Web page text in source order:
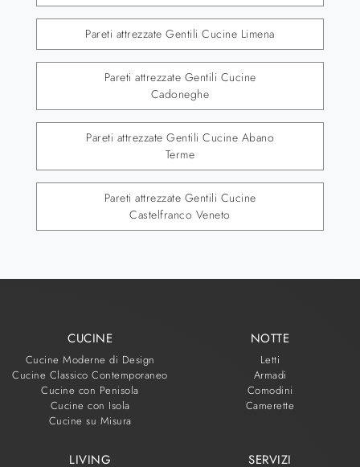
Pareti attrezzate Gentili Cucine Limena
Pareti attrezzate Gentili Cucine
Cadoneghe
Pareti attrezzate Gentili Cucine Abano
Terme
Pareti attrezzate Gentili Cucine
Castelfranco Veneto
CUCINE
Cucine Moderne di Design
Cucine Classico Contemporaneo
Cucine con Penisola
Cucine con Isola
Cucine su Misura
NOTTE
Letti
Armadi
Comodini
Camerette
LIVING SERVIZI